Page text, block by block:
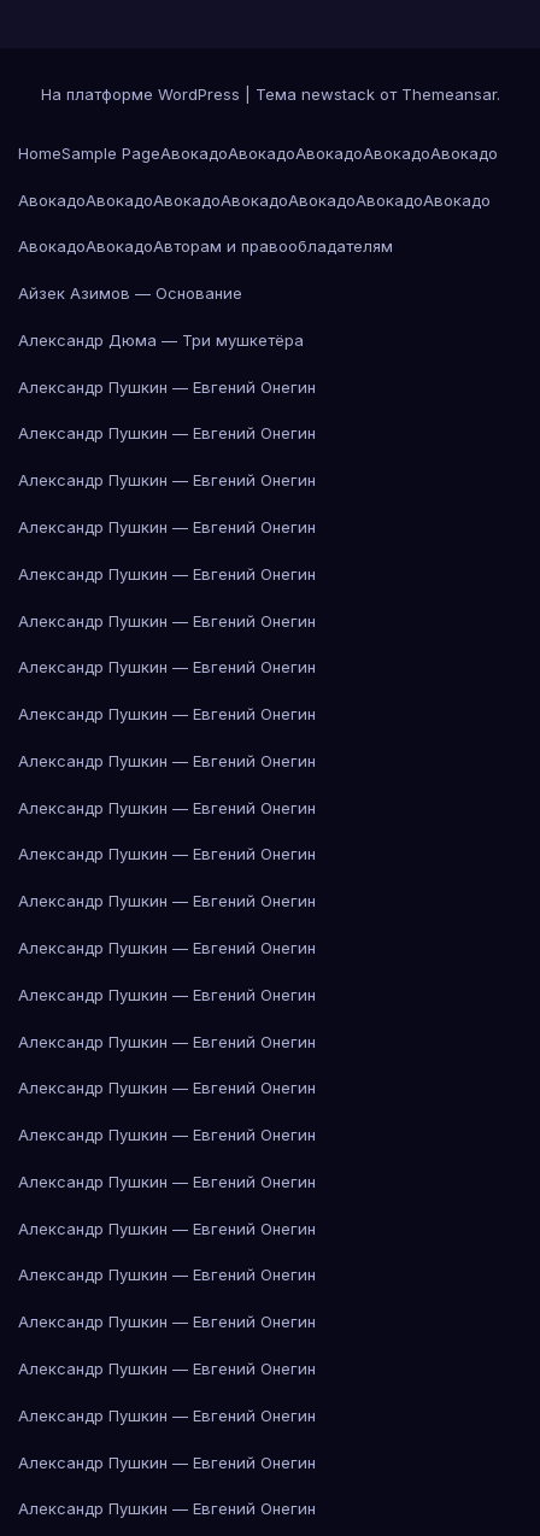
На платформе WordPress Тема newstack от Themeansar.
HomeSample PageАвокадоАвокадоАвокадоАвокадоАвокадо
АвокадоАвокадоАвокадоАвокадоАвокадоАвокадоАвокадо
АвокадоАвокадоАвторам и правообладателям
Айзек Азимов — Основание
Александр Дюма — Три мушкетёра
Александр Пушкин — Евгений Онегин
Александр Пушкин — Евгений Онегин
Александр Пушкин — Евгений Онегин
Александр Пушкин — Евгений Онегин
Александр Пушкин — Евгений Онегин
Александр Пушкин — Евгений Онегин
Александр Пушкин — Евгений Онегин
Александр Пушкин — Евгений Онегин
Александр Пушкин — Евгений Онегин
Александр Пушкин — Евгений Онегин
Александр Пушкин — Евгений Онегин
Александр Пушкин — Евгений Онегин
Александр Пушкин — Евгений Онегин
Александр Пушкин — Евгений Онегин
Александр Пушкин — Евгений Онегин
Александр Пушкин — Евгений Онегин
Александр Пушкин — Евгений Онегин
Александр Пушкин — Евгений Онегин
Александр Пушкин — Евгений Онегин
Александр Пушкин — Евгений Онегин
Александр Пушкин — Евгений Онегин
Александр Пушкин — Евгений Онегин
Александр Пушкин — Евгений Онегин
Александр Пушкин — Евгений Онегин
Александр Пушкин — Евгений Онегин